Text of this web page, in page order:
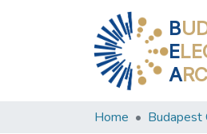
B
E
A
Home Budapest